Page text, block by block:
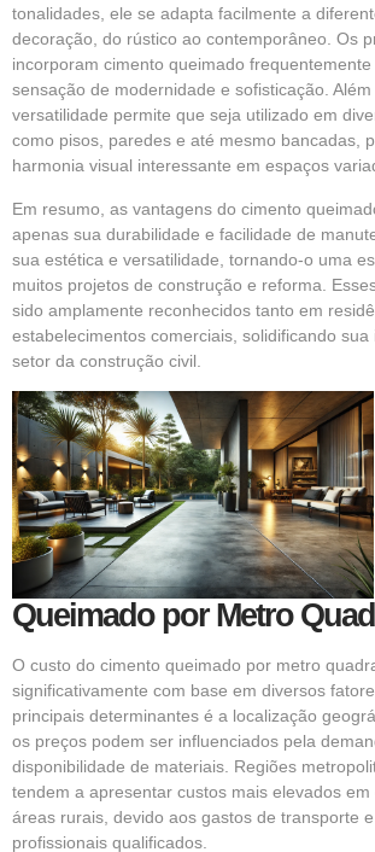
tonalidades, ele se adapta facilmente a
decoração, do rústico ao contemporâneo. Os
incorporam cimento queimado
sensação de modernidade e sofisticação.
versatilidade permite que seja utilizado em
como pisos, paredes e até mesmo bancadas,
harmonia visual interessante em espaços
Em resumo, as vantagens do cimento
apenas sua durabilidade e facilidade de
sua estética e versatilidade, tornando-o uma
muitos projetos de construção e reforma.
sido amplamente reconhecidos tanto em
estabelecimentos comerciais, solidificando sua
setor da construção civil.
Queimado por Metro
O custo do cimento queimado por metro
significativamente com base em diversos
principais determinantes é a localização
os preços podem ser influenciados pela
disponibilidade de materiais. Regiões
tendem a apresentar custos mais elevados em
áreas rurais, devido aos gastos de transporte
profissionais qualificados.